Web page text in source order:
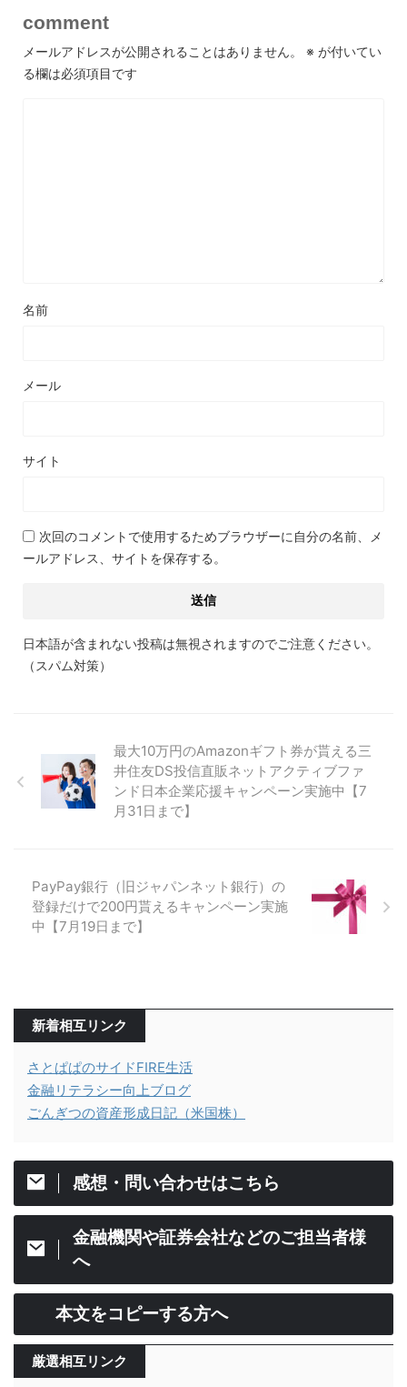
comment
メールアドレスが公開されることはありません。 ※ が付いてい
る欄は必須項目です
名前
メール
サイト
次回のコメントで使用するためブラウザーに自分の名前、メ
ールアドレス、サイトを保存する。
日本語が含まれない投稿は無視されますのでご注意ください。
（スパム対策）
最大10万円のAmazonギフト券が貰える三
井住友DS投信直販ネットアクティブファ
ンド日本企業応援キャンペーン実施中【7
月31日まで】
PayPay銀行（旧ジャパンネット銀行）の
登録だけで200円貰えるキャンペーン実施
中【7月19日まで】
新着相互リンク
さとぱぱのサイドFIRE生活
金融リテラシー向上ブログ
ごんぎつの資産形成日記（米国株）
感想・問い合わせはこちら
金融機関や証券会社などのご担当者様
へ
本文をコピーする方へ
厳選相互リンク